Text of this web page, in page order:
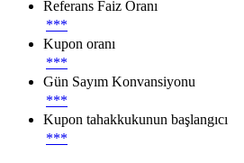
Referans Faiz Oranı
***
Kupon oranı
***
Gün Sayım Konvansiyonu
***
Kupon tahakkukunun başlangıcı
***